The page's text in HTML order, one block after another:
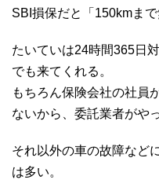
SBI損保だと「150kmまで
たいていは24時間365日
でも来てくれる。
もちろん保険会社の社員
ないから、委託業者がや
それ以外の車の故障など
は多い。